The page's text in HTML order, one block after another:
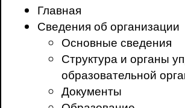
Главная
Сведения об организации
Основные сведения
Структура и органы
образовательной
Документы